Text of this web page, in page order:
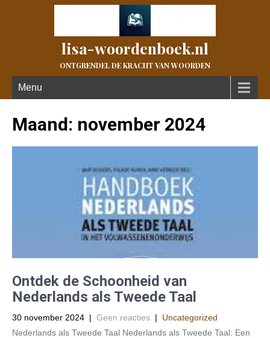
lisa-woordenboek.nl
ONTGRENDEL DE KRACHT VAN WOORDEN
Menu
Maand: november 2024
Ontdek de Schoonheid van
Nederlands als Tweede Taal
30 november 2024 | Geen reacties | Uncategorized
Nederlands als Tweede Taal Nederlands als Tweede Taal: Een